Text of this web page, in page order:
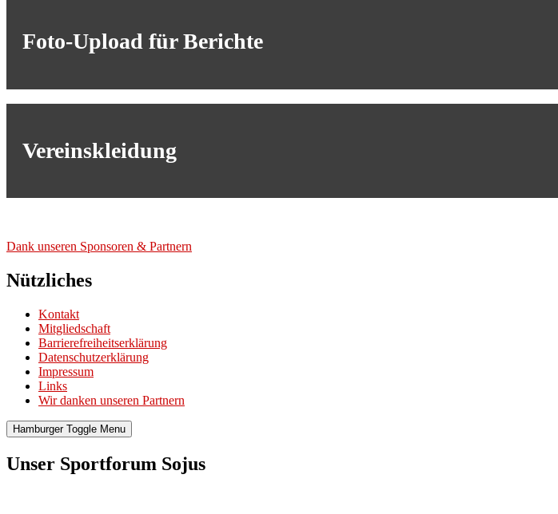
Foto-Upload für Berichte
Vereinskleidung
Dank unse­ren Spon­so­ren & Part­nern
Nützliches
Kontakt
Mitgliedschaft
Barrierefreiheitserklärung
Datenschutzerklärung
Impressum
Links
Wir danken unseren Partnern
Hamburger Toggle Menu
Unser Sportforum Sojus